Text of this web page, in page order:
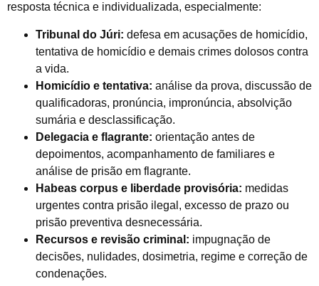
resposta técnica e individualizada, especialmente:
Tribunal do Júri: defesa em acusações de homicídio,
tentativa de homicídio e demais crimes dolosos contra
a vida.
Homicídio e tentativa: análise da prova, discussão de
qualificadoras, pronúncia, impronúncia, absolvição
sumária e desclassificação.
Delegacia e flagrante: orientação antes de
depoimentos, acompanhamento de familiares e
análise de prisão em flagrante.
Habeas corpus e liberdade provisória: medidas
urgentes contra prisão ilegal, excesso de prazo ou
prisão preventiva desnecessária.
Recursos e revisão criminal: impugnação de
decisões, nulidades, dosimetria, regime e correção de
condenações.